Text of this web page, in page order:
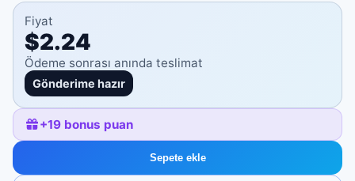
Fiyat
$2.24
Ödeme sonrası anında teslimat
Gönderime hazır
+19 bonus puan
Sepete ekle